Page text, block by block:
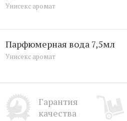
Унисекс аромат
Парфюмерная вода 7,5мл
Унисекс аромат
Гарантия
качества